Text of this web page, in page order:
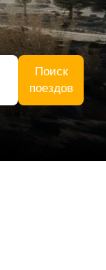
Поиск
поездов